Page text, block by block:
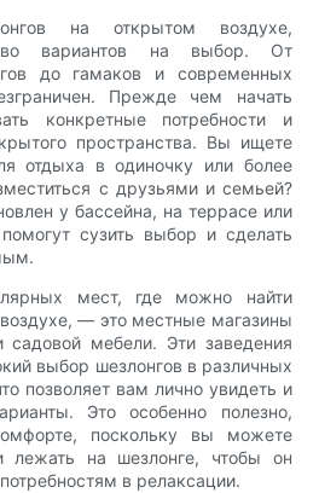
на открытом воздухе,
вариантов на выбор. От
до гамаков и современных
Прежде чем начать
конкретные потребности и
пространства. Вы ищете
отдыха в одиночку или более
с друзьями и семьей?
у бассейна, на террасе или
сузить выбор и сделать
мест, где можно найти
— это местные магазины
мебели. Эти заведения
выбор шезлонгов в различных
позволяет вам лично увидеть и
Это особенно полезно,
поскольку вы можете
лежать на шезлонге, чтобы он
в релаксации.